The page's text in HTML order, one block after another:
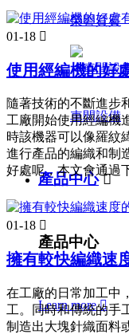
榮譽資質
車間設備
產品中心 
產品中心
Learn more 
01-18 
使用經編機的好
隨著技術的不斷進步
工廠開始使用經編機
時該機器可以像羅紋
進行產品的編織和制
好處呢，本文會通過
01-18 
擁有較快編織速
在工廠的日常加工中
工。同時和傳統的手
制造出大塊針織面料